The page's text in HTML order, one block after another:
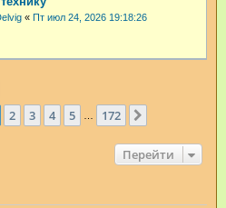
« Пт июл 24, 2026 19:18:26
из 172
2 3 4 5 172
Перейти